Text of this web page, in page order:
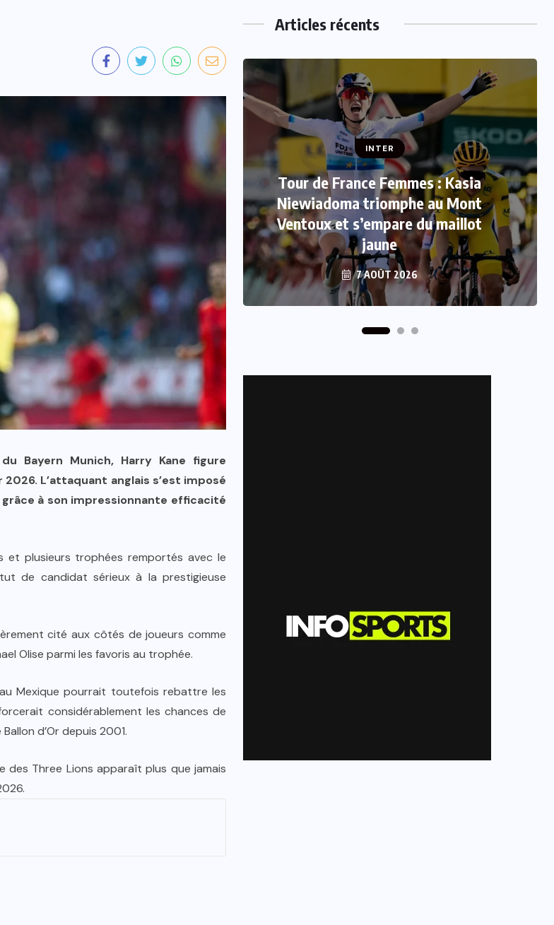
Bayern Munich, Harry Kane figure
L’attaquant anglais s’est imposé
à son impressionnante efficacité
plusieurs trophées remportés avec le
de candidat sérieux à la prestigieuse
cité aux côtés de joueurs comme
Olise parmi les favoris au trophée.
Mexique pourrait toutefois rebattre les
considérablement les chances de
d’Or depuis 2001.
des Three Lions apparaît plus que jamais
Articles récents
INTER
Tour de France Femmes : Kasia
Niewiadoma triomphe au Mont
Ventoux et s’empare du maillot
jaune
7 AOÛT 2026
INTER
Mercato : Le FC Barcelone s’offre
Rodri pour 50 millions d’euros
7 AOÛT 2026